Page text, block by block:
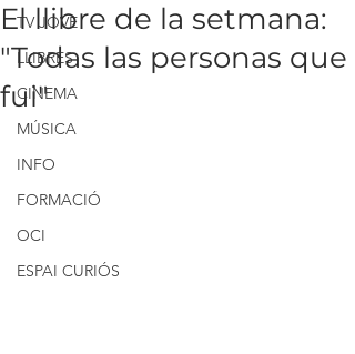
TV JOVE
LLIBRES
CINEMA
MÚSICA
INFO
FORMACIÓ
OCI
ESPAI CURIÓS
El llibre de la setmana:
"Todas las personas que
fui"